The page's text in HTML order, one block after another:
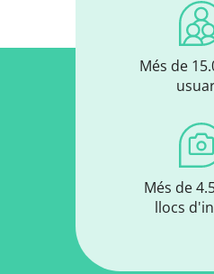
Més de
Més de
llocs